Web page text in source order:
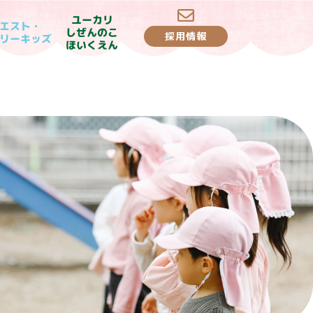
スト・
ーキッズ
ユーカリ
しぜんのこ
ほいくえん
採用情報